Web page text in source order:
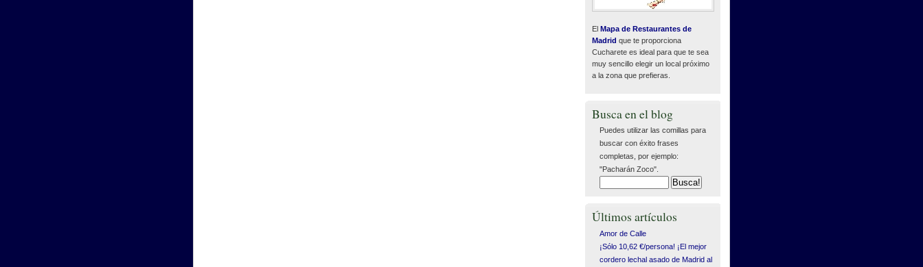
El Mapa de Restaurantes de
Madrid que te proporciona
Cucharete es ideal para que te sea
muy sencillo elegir un local próximo
a la zona que prefieras.
Busca en el blog
Puedes utilizar las comillas para
buscar con éxito frases
completas, por ejemplo:
"Pacharán Zoco".
Últimos artículos
Amor de Calle
¡Sólo 10,62 €/persona! ¡El mejor
cordero lechal asado de Madrid al